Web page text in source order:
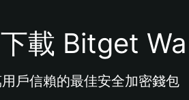
載 Bitget
戶信賴的最佳安全加密錢包